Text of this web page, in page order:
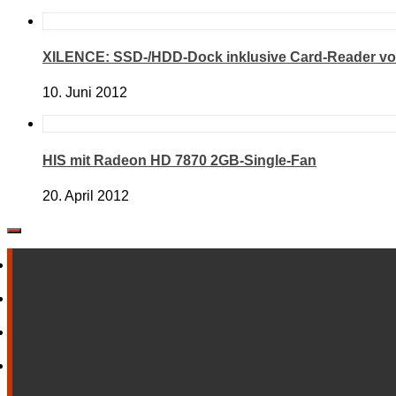
XILENCE: SSD-/HDD-Dock inklusive Card-Reader
10. Juni 2012
HIS mit Radeon HD 7870 2GB-Single-Fan
20. April 2012